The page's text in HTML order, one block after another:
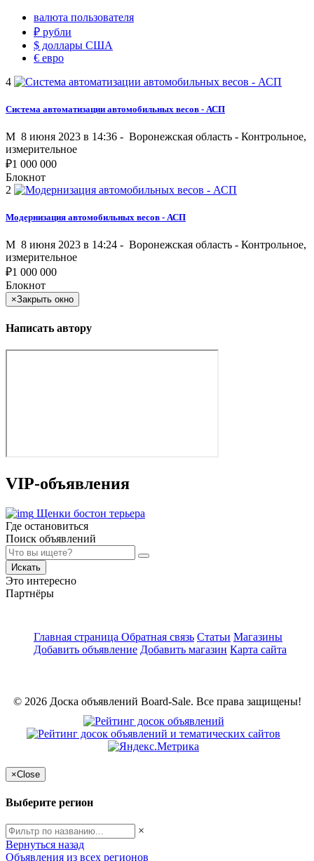
валюта пользователя
₽ рубли
$ доллары США
€ евро
4
Система автоматизации автомобильных весов - АСП
M 8 июня 2023 в 14:36 - Воронежская область - Контрольное,
измерительное
₽1 000 000
Блокнот
2
Модернизация автомобильных весов - АСП
M 8 июня 2023 в 14:24 - Воронежская область - Контрольное,
измерительное
₽1 000 000
Блокнот
×Закрыть окно
Написать автору
VIP-объявления
Щенки бостон терьера
Где остановиться
Поиск объявлений
Искать
Это интересно
Партнёры
Главная страница Обратная связь Статьи Магазины
Добавить объявление Добавить магазин Карта сайта
© 2026 Доска объявлений Board-Sale. Все права защищены!
×Close
Выберите регион
×
Вернуться назад
Объявления из всех регионов